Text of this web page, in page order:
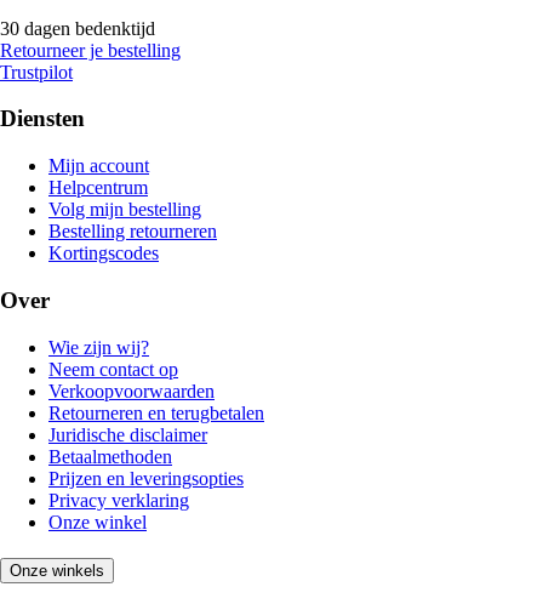
30 dagen bedenktijd
Retourneer je bestelling
Trustpilot
Diensten
Mijn account
Helpcentrum
Volg mijn bestelling
Bestelling retourneren
Kortingscodes
Over
Wie zijn wij?
Neem contact op
Verkoopvoorwaarden
Retourneren en terugbetalen
Juridische disclaimer
Betaalmethoden
Prijzen en leveringsopties
Privacy verklaring
Onze winkel
Onze winkels